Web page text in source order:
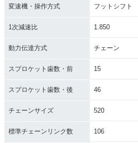
変速機・操作方式 フットシフト
1次減速比 1.850
動力伝達方式 チェーン
スプロケット歯数・前 15
スプロケット歯数・後 46
チェーンサイズ 520
標準チェーンリンク数 106